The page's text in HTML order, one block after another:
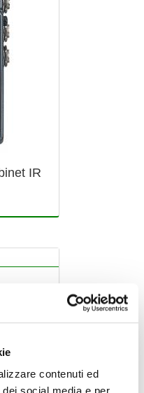
contenuti ed
IR